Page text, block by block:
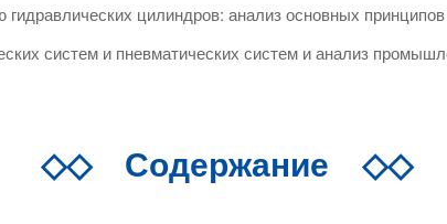
цилиндров: анализ основных
систем и пневматических систем и анализ
◇◇Содержание ◇◇